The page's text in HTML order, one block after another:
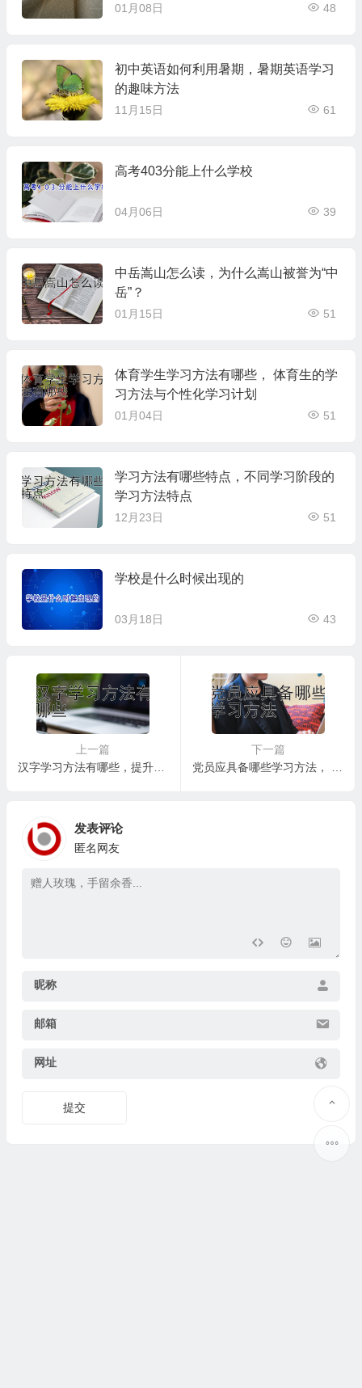
01月08日 48
初中英语如何利用暑期，暑期英语学习
的趣味方法
11月15日 61
高考403分能上什么学校
04月06日 39
中岳嵩山怎么读，为什么嵩山被誉为“中
岳”？
01月15日 51
体育学生学习方法有哪些， 体育生的学
习方法与个性化学习计划
01月04日 51
学习方法有哪些特点，不同学习阶段的
学习方法特点
12月23日 51
学校是什么时候出现的
03月18日 43
上一篇
汉字学习方法有哪些，提升汉字学习效率的辅助策略
下一篇
发表评论
匿名网友
昵称
邮箱
网址
提交